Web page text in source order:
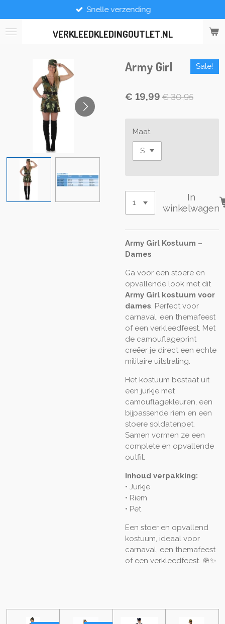
direct
naar
VERKLEEDKLEDINGOUTLET.NL
Snelle verzending
Army Girl Sale!
€ 19,99 € 30,95
Maat
In
winkelwagen
Army Girl Kostuum –
Dames
Ga voor een stoere en
opvallende look met dit
Army Girl kostuum voor
dames. Perfect voor
carnaval, een themafeest
of een verkleedfeest. Met
de camouflageprint
creëer je direct een echte
militaire uitstraling.
Het kostuum bestaat uit
een jurkje met
camouflagekleuren, een
bijpassende riem en een
stoere soldatenpet.
Samen vormen ze een
complete en opvallende
outfit.
Inhoud verpakking:
• Jurkje
• Riem
• Pet
Een stoer en opvallend
kostuum, ideaal voor
carnaval, een themafeest
of een verkleedfeest. 🪖✨